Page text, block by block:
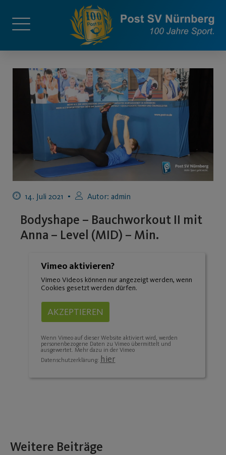
14. Juli 2021 Autor: admin
Bodyshape – Bauchworkout II mit
Anna – Level (MID) – Min.
Vimeo aktivieren?
Vimeo Videos können nur angezeigt werden, wenn
Cookies gesetzt werden dürfen.
AKZEPTIEREN
Wenn Vimeo auf dieser Website aktiviert wird, werden
personenbezogene Daten zu Vimeo übermittelt und
ausgewertet. Mehr dazu in der Vimeo
Datenschutzerklärung: hier
Weitere Beiträge